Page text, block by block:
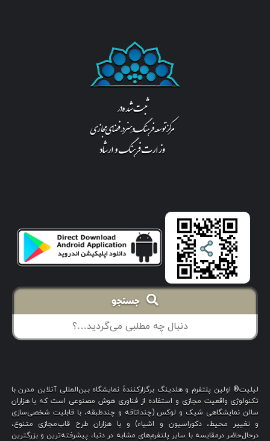
جستجو
لیلیت® اولین پلتفرم و هلدینگ برگزارکنندهٔ نمایشگاه بین‌المللی آنلاین مدرن با
تکنولوژی واقعیت مجازی و استفاده از فناوری هوش مصنوعی است که با هزاران
سالن نمایشگاهی شیک و لوکس (چنداتاقه و چندطبقه، با قابلیت شخصی‌سازی
و تغییر محیط، دکوراسیون و اشیاء) و با هزاران طرح قاب‌مجازی متنوع،
درحال‌حاضر درمقایسه با سایر پلتفرم‌های مشابه در دنیا، پیشرفته‌ترین و بزرگترین